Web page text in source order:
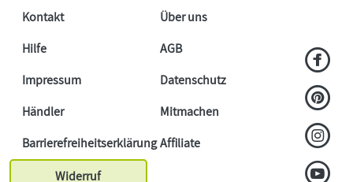
Kontakt
Über uns
Hilfe
AGB
Impressum
Datenschutz
Händler
Mitmachen
BarrierefreiheitserklärungAffiliate
Widerruf